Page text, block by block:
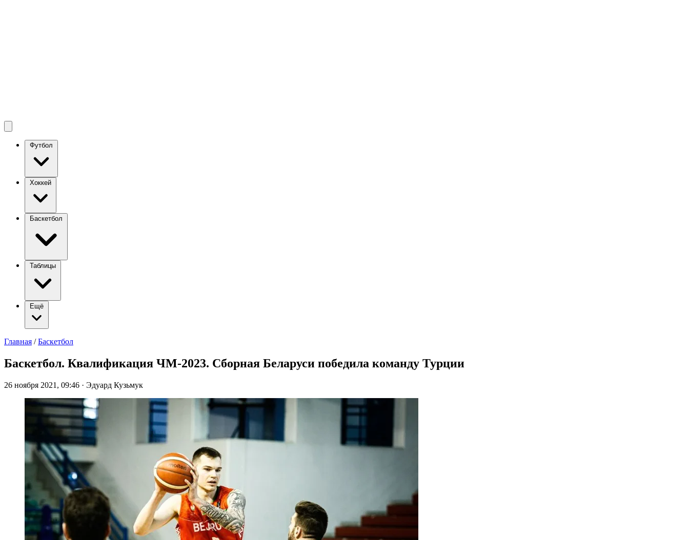
Футбол
Хоккей
Баскетбол
Таблицы
Ещё
Главная / Баскетбол
Баскетбол. Квалификация ЧМ-2023. Сборная Беларуси победила команду Турции
26 ноября 2021, 09:46 · Эдуард Кузьмук